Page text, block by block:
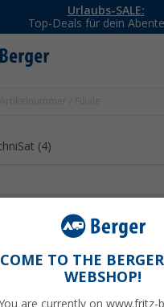
Urlaubs-SALE:
Top-Deals für dein
(4)
TO THE
WEBSHOP!
are currently on www.fritz-